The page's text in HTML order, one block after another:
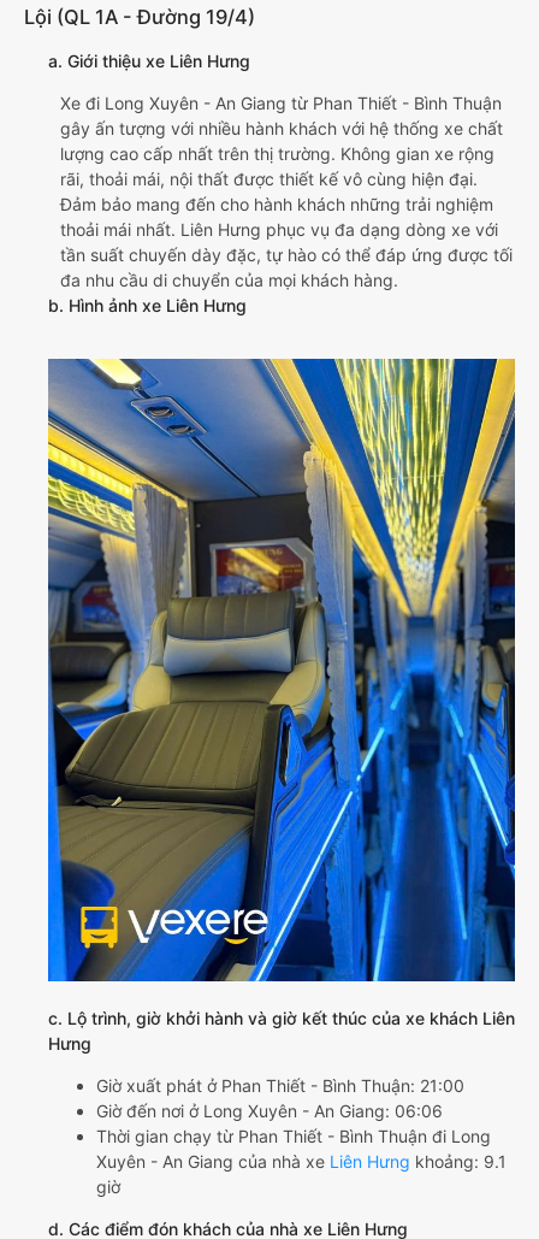
Lội (QL 1A - Đường 19/4)
a. Giới thiệu xe Liên Hưng
Xe đi Long Xuyên - An Giang từ Phan Thiết - Bình Thuận
gây ấn tượng với nhiều hành khách với hệ thống xe chất
lượng cao cấp nhất trên thị trường. Không gian xe rộng
rãi, thoải mái, nội thất được thiết kế vô cùng hiện đại.
Đảm bảo mang đến cho hành khách những trải nghiệm
thoải mái nhất. Liên Hưng phục vụ đa dạng dòng xe với
tần suất chuyến dày đặc, tự hào có thể đáp ứng được tối
đa nhu cầu di chuyển của mọi khách hàng.
b. Hình ảnh xe Liên Hưng
c. Lộ trình, giờ khởi hành và giờ kết thúc của xe khách Liên
Hưng
Giờ xuất phát ở Phan Thiết - Bình Thuận: 21:00
Giờ đến nơi ở Long Xuyên - An Giang: 06:06
Thời gian chạy từ Phan Thiết - Bình Thuận đi Long
Xuyên - An Giang của nhà xe Liên Hưng khoảng: 9.1
giờ
d. Các điểm đón khách của nhà xe Liên Hưng